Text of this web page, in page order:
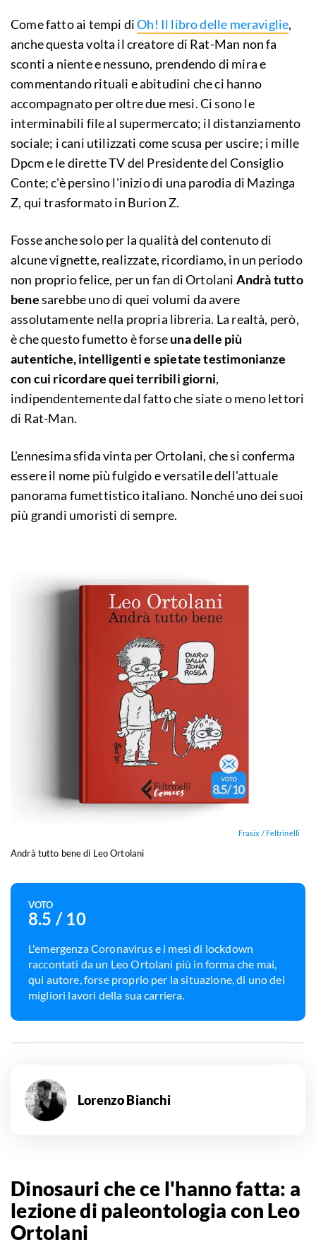
Come fatto ai tempi diOh! Il libro delle meraviglie,
anche questa volta il creatore di Rat-Man non fa
sconti a niente e nessuno, prendendo di mira e
commentando rituali e abitudini che ci hanno
accompagnato per oltre due mesi. Ci sono le
interminabili file al supermercato; il distanziamento
sociale; i cani utilizzati come scusa per uscire; i mille
Dpcm e le dirette TV del Presidente del Consiglio
Conte; c'è persino l'inizio di una parodia di Mazinga
Z, qui trasformato in Burion Z.
Fosse anche solo per la qualità del contenuto di
alcune vignette, realizzate, ricordiamo, in un periodo
non proprio felice, per un fan di Ortolani Andrà tutto
benesarebbe uno di quei volumi da avere
assolutamente nella propria libreria. La realtà, però,
è che questo fumetto è forseuna delle più
autentiche, intelligenti e spietate testimonianze
con cui ricordare quei terribili giorni,
indipendentemente dal fatto che siate o meno lettori
di Rat-Man.
L'ennesima sfida vinta per Ortolani, che si conferma
essere il nome più fulgido e versatile dell'attuale
panorama fumettistico italiano. Nonché uno dei suoi
più grandi umoristi di sempre.
Frasix / Feltrinelli
Andrà tutto bene di Leo Ortolani
VOTO
8.5 / 10
L'emergenza Coronavirus e i mesi di lockdown
raccontati da un Leo Ortolani più in forma che mai,
qui autore, forse proprio per la situazione, di uno dei
migliori lavori della sua carriera.
Lorenzo Bianchi
Dinosauri che ce l'hanno fatta: a
lezione di paleontologia con Leo
Ortolani